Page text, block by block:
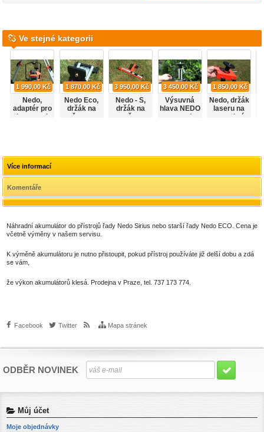
Ve stejné kategorii
1 990,00 Kč
Nedo,
adaptér pro
laser pod
1 870,00 Kč
Nedo Eco,
držák na
stěnu pro
3 950,00 Kč
Nedo - S,
držák na
stěnu
3 450,00 Kč
Výsuvná
hlava NEDO
pro stativ
1 850,00 Kč
Nedo, držák
laseru na
stavební
Více informací
Komentáře
Náhradní akumulátor do přístrojů řady Nedo Sirius nebo starší řady Nedo ECO. Cena je
včetně výměny v našem servisu.
K výměně akumulátoru je nutno přistoupit, pokud přístroj používáte již delší dobu a zdá
se vám,
že výkon akumulátorů klesá. Prodejna v Praze, tel. 737 173 774.
Facebook Twitter Mapa stránek
ODBĚR NOVINEK
Můj účet
Moje objednávky